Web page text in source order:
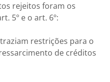
rejeitos foram os
5º e o art. 6º:
traziam restrições para o
de créditos